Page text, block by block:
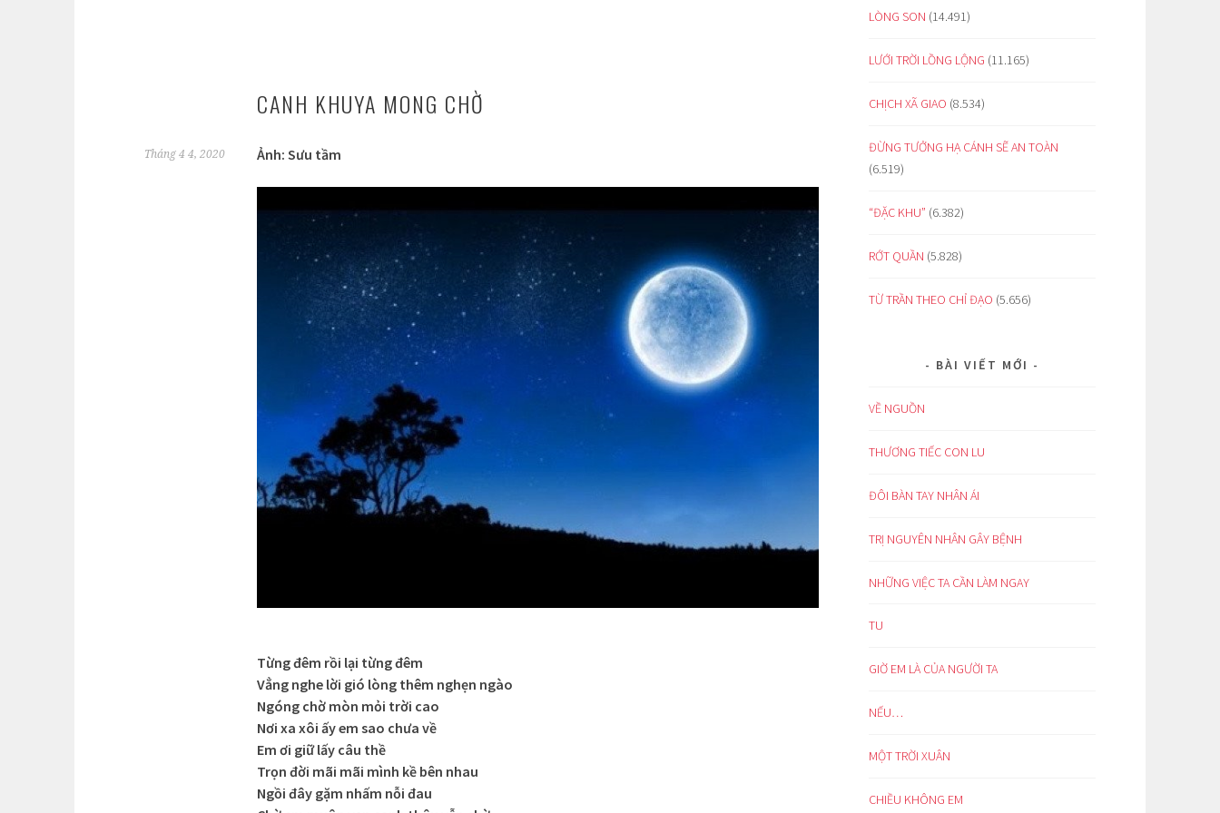
CANH KHUYA MONG CHỜ
Tháng 4 4, 2020 Ảnh: Sưu tầm
Từng đêm rồi lại từng đêm
Vẳng nghe lời gió lòng thêm nghẹn ngào
Ngóng chờ mòn mỏi trời cao
Nơi xa xôi ấy em sao chưa về
Em ơi giữ lấy câu thề
Trọn đời mãi mãi mình kề bên nhau
Ngồi đây gặm nhấm nỗi đau
LÒNG SON (14.491)
LƯỚI TRỜI LỒNG LỘNG (11.165)
CHỊCH XÃ GIAO (8.534)
ĐỪNG TƯỞNG HẠ CÁNH SẼ AN TOÀN
(6.519)
“ĐẶC KHU” (6.382)
RỚT QUẦN (5.828)
TỪ TRẦN THEO CHỈ ĐẠO (5.656)
BÀI VIẾT MỚI
VỀ NGUỒN
THƯƠNG TIẾC CON LU
ĐÔI BÀN TAY NHÂN ÁI
TRỊ NGUYÊN NHÂN GÂY BỆNH
NHỮNG VIỆC TA CẦN LÀM NGAY
TU
GIỜ EM LÀ CỦA NGƯỜI TA
NẾU…
MỘT TRỜI XUÂN
CHIỀU KHÔNG EM